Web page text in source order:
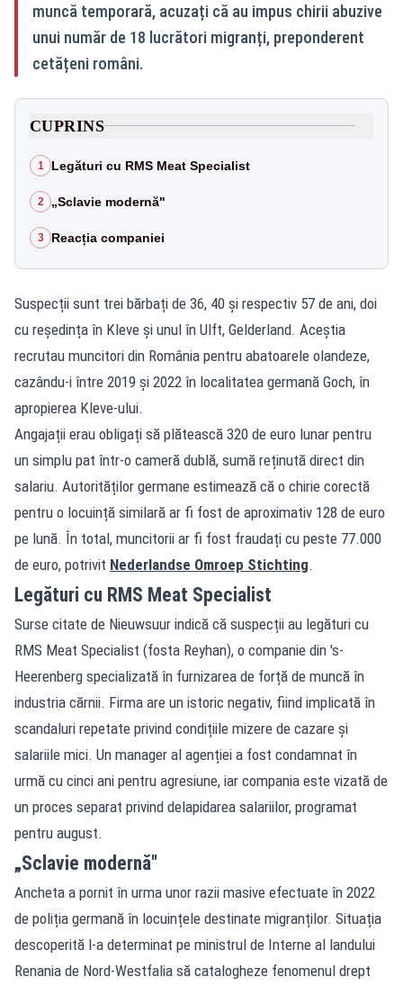
muncă temporară, acuzați că au impus chirii abuzive
unui număr de 18 lucrători migranți, preponderent
cetățeni români.
CUPRINS
1 Legături cu RMS Meat Specialist
2 „Sclavie modernă"
3 Reacția companiei
Suspecții sunt trei bărbați de 36, 40 și respectiv 57 de ani, doi
cu reședința în Kleve și unul în Ulft, Gelderland. Aceștia
recrutau muncitori din România pentru abatoarele olandeze,
cazându-i între 2019 și 2022 în localitatea germană Goch, în
apropierea Kleve-ului.
Angajații erau obligați să plătească 320 de euro lunar pentru
un simplu pat într-o cameră dublă, sumă reținută direct din
salariu. Autorităților germane estimează că o chirie corectă
pentru o locuință similară ar fi fost de aproximativ 128 de euro
pe lună. În total, muncitorii ar fi fost fraudați cu peste 77.000
de euro, potrivit Nederlandse Omroep Stichting.
Legături cu RMS Meat Specialist
Surse citate de Nieuwsuur indică că suspecții au legături cu
RMS Meat Specialist (fosta Reyhan), o companie din 's-
Heerenberg specializată în furnizarea de forță de muncă în
industria cărnii. Firma are un istoric negativ, fiind implicată în
scandaluri repetate privind condițiile mizere de cazare și
salariile mici. Un manager al agenției a fost condamnat în
urmă cu cinci ani pentru agresiune, iar compania este vizată de
un proces separat privind delapidarea salariilor, programat
pentru august.
„Sclavie modernă"
Ancheta a pornit în urma unor razii masive efectuate în 2022
de poliția germană în locuințele destinate migranților. Situația
descoperită l-a determinat pe ministrul de Interne al landului
Renania de Nord-Westfalia să catalogheze fenomenul drept